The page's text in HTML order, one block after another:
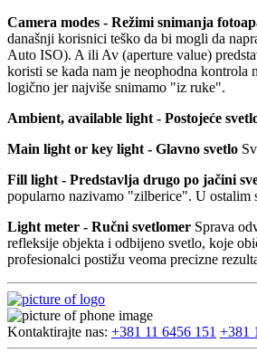
Camera modes - Režimi snimanja
današnji korisnici teško da bi mogli da
Auto ISO). A ili Av (aperture value)
koristi se kada nam je neophodna kontrola
logično jer najviše snimamo "iz ruke".
Ambient, available light - Postojeće
Main light or key light - Glavno svetlo
Fill light - Predstavlja drugo po jačini
popularno nazivamo "zilberice". U ostalim
Light meter - Ručni svetlomer Sprava
refleksije objekta i odbijeno svetlo, koje
profesionalci postižu veoma precizne
Kontaktirajte nas: +381 11 6456 151 +381